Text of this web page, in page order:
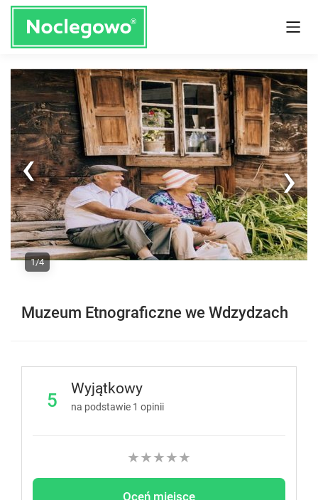
Next
1/4
Muzeum Etnograficzne we Wdzydzach
5
Wyjątkowy
na podstawie 1 opinii
★
★
★
★
★
Oceń miejsce